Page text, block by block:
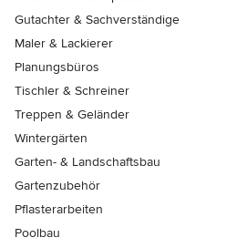
Gutachter & Sachverständige
Maler & Lackierer
Planungsbüros
Tischler & Schreiner
Treppen & Geländer
Wintergärten
Garten- & Landschaftsbau
Gartenzubehör
Pflasterarbeiten
Poolbau